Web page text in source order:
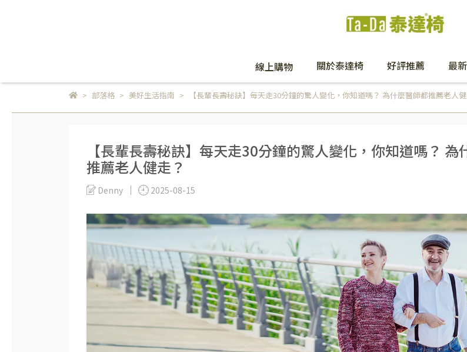
線上購物 關於泰達椅 好評推薦 最
部落格 美好生活指南 【長輩長壽秘訣】每天走30分鐘的驚人變化，你知道嗎？ 為什麼醫師都推薦老人健
【長輩長壽秘訣】每天走30分鐘的驚人變化，你知道嗎？ 為
推薦老人健走？
Denny 2025-08-15